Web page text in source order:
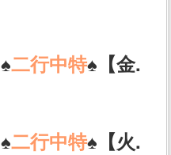
♠️二行中特♠️【金.
♠️二行中特♠️【火.